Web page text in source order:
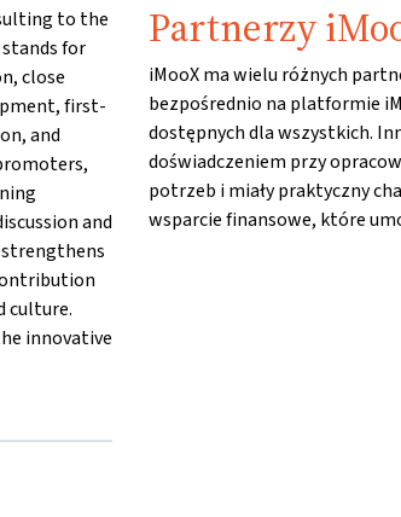
to the
for
close
first-
and
and
culture.
innovative
Partnerzy
iMooX ma wielu różnych
bezpośrednio na platformie
dostępnych dla wszystkich.
doświadczeniem przy
potrzeb i miały praktyczny
wsparcie finansowe, które